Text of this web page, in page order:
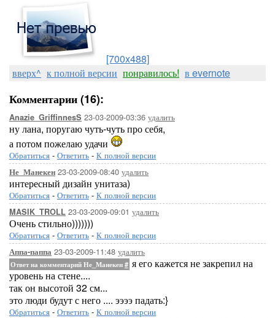
[700x488]
вверх^ к полной версии понравилось! в evernote
Комментарии (16):
Anazie_GriffinnesS 23-03-2009-03:36 удалить
ну лана, поругаю чуть-чуть про себя,
а потом пожелаю удачи
Обратиться - Ответить - К полной версии
Не_Манекен 23-03-2009-08:40 удалить
интересный дизайн унитаза)
Обратиться - Ответить - К полной версии
MASIK_TROLL 23-03-2009-09:01 удалить
Очень стильно)))))))
Обратиться - Ответить - К полной версии
Аппа-паппа 23-03-2009-11:48 удалить
Ответ на комментарий Не_Манекен # я его кажется не закрепил на
уровень на стене....
так он высотой 32 см...
это люди будут с него .... ээээ падать:}
Обратиться - Ответить - К полной версии